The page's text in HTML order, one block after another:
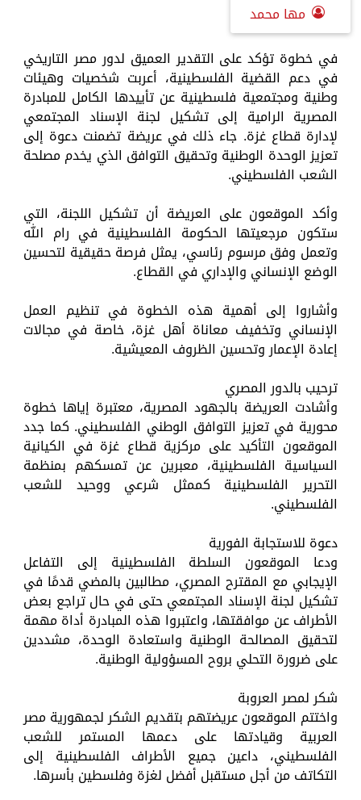
مها محمد
في خطوة تؤكد على التقدير العميق لدور مصر التاريخي
في دعم القضية الفلسطينية، أعربت شخصيات وهيئات
وطنية ومجتمعية فلسطينية عن تأييدها الكامل للمبادرة
المصرية الرامية إلى تشكيل لجنة الإسناد المجتمعي
لإدارة قطاع غزة. جاء ذلك في عريضة تضمنت دعوة إلى
تعزيز الوحدة الوطنية وتحقيق التوافق الذي يخدم مصلحة
الشعب الفلسطيني.
وأكد الموقعون على العريضة أن تشكيل اللجنة، التي
ستكون مرجعيتها الحكومة الفلسطينية في رام الله
وتعمل وفق مرسوم رئاسي، يمثل فرصة حقيقية لتحسين
الوضع الإنساني والإداري في القطاع.
وأشاروا إلى أهمية هذه الخطوة في تنظيم العمل
الإنساني وتخفيف معاناة أهل غزة، خاصة في مجالات
إعادة الإعمار وتحسين الظروف المعيشية.
ترحيب بالدور المصري
وأشادت العريضة بالجهود المصرية، معتبرة إياها خطوة
محورية في تعزيز التوافق الوطني الفلسطيني. كما جدد
الموقعون التأكيد على مركزية قطاع غزة في الكيانية
السياسية الفلسطينية، معبرين عن تمسكهم بمنظمة
التحرير الفلسطينية كممثل شرعي ووحيد للشعب
الفلسطيني.
دعوة للاستجابة الفورية
ودعا الموقعون السلطة الفلسطينية إلى التفاعل
الإيجابي مع المقترح المصري، مطالبين بالمضي قدمًا في
تشكيل لجنة الإسناد المجتمعي حتى في حال تراجع بعض
الأطراف عن موافقتها، واعتبروا هذه المبادرة أداة مهمة
لتحقيق المصالحة الوطنية واستعادة الوحدة، مشددين
على ضرورة التحلي بروح المسؤولية الوطنية.
شكر لمصر العروبة
واختتم الموقعون عريضتهم بتقديم الشكر لجمهورية مصر
العربية وقيادتها على دعمها المستمر للشعب
الفلسطيني، داعين جميع الأطراف الفلسطينية إلى
التكاتف من أجل مستقبل أفضل لغزة وفلسطين بأسرها.